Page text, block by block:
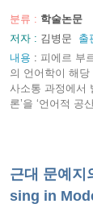
분류 : 학술논문
저자 : 김병문
출
내용 : 피에르 부
의 언어학이 해
사소통 과정에서
론’을 ‘언어적 공
근대 문예지
sing in